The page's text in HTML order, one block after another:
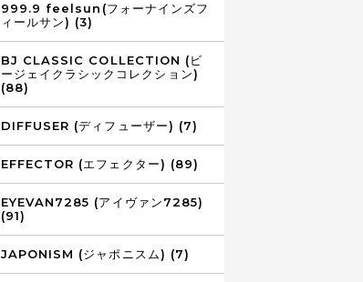
999.9 feelsun(フォーナインズフ
ィールサン) (3)
BJ CLASSIC COLLECTION (ビ
ージェイクラシックコレクション)
(88)
DIFFUSER (ディフューザー) (7)
EFFECTOR (エフェクター) (89)
EYEVAN7285 (アイヴァン7285)
(91)
JAPONISM (ジャポニスム) (7)